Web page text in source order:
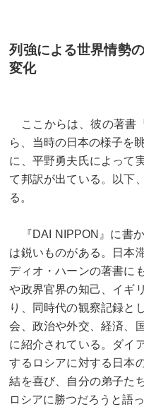
列強による世界情勢
変化
ここからは、彼の著書
ら、当時の日本の様子を
に、平野勇夫氏によって
て邦訳が出ている。以下
る。
『DAI NIPPON』に書
は鋭いものがある。日本
ディオ・ハーンの著書に
や政界官界の知己、イギ
り、同時代の観察記録と
会、政治や外交、経済、
に紹介されている。ダイ
するロシアに対する日本
結を喜び、自分の弟子た
ロシアに勝つだろうと語